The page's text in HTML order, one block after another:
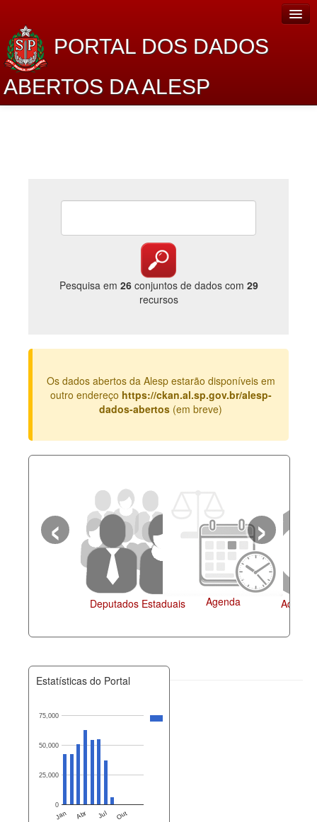
PORTAL DOS DADOS
ABERTOS DA ALESP
Lei de Acesso à Informação
Catálogo de dados
Legislação
Perguntas frequentes
Pesquisa em 26conjuntos de dados com 29
recursos
Os dados abertos da Alesp estarão disponíveis em
outro endereço https://ckan.al.sp.gov.br/alesp-
dados-abertos (em breve)
Estaduais Administração
Agenda
‹ ›
Estatísticas do Portal
Jan Abr Jul Out
0
25,000
50,000
75,000